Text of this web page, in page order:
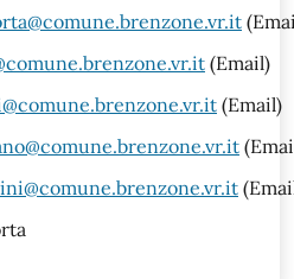
(Email)
(Email)